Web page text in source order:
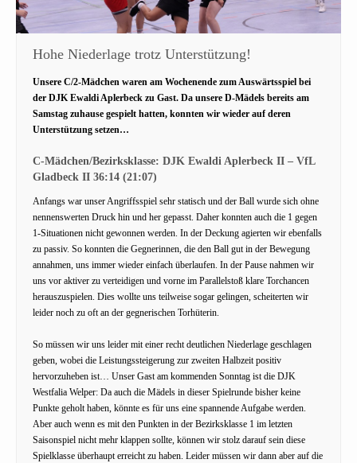
Hohe Niederlage trotz Unterstützung!
Unsere C/2-Mädchen waren am Wochenende zum Auswärtsspiel bei
der DJK Ewaldi Aplerbeck zu Gast. Da unsere D-Mädels bereits am
Samstag zuhause gespielt hatten, konnten wir wieder auf deren
Unterstützung setzen…
C-Mädchen/Bezirksklasse: DJK Ewaldi Aplerbeck II – VfL
Gladbeck II 36:14 (21:07)
Anfangs war unser Angriffsspiel sehr statisch und der Ball wurde sich ohne
nennenswerten Druck hin und her gepasst. Daher konnten auch die 1 gegen
1-Situationen nicht gewonnen werden. In der Deckung agierten wir ebenfalls
zu passiv. So konnten die Gegnerinnen, die den Ball gut in der Bewegung
annahmen, uns immer wieder einfach überlaufen. In der Pause nahmen wir
uns vor aktiver zu verteidigen und vorne im Parallelstoß klare Torchancen
herauszuspielen. Dies wollte uns teilweise sogar gelingen, scheiterten wir
leider noch zu oft an der gegnerischen Torhüterin.
So müssen wir uns leider mit einer recht deutlichen Niederlage geschlagen
geben, wobei die Leistungssteigerung zur zweiten Halbzeit positiv
hervorzuheben ist… Unser Gast am kommenden Sonntag ist die DJK
Westfalia Welper: Da auch die Mädels in dieser Spielrunde bisher keine
Punkte geholt haben, könnte es für uns eine spannende Aufgabe werden.
Aber auch wenn es mit den Punkten in der Bezirksklasse 1 im letzten
Saisonspiel nicht mehr klappen sollte, können wir stolz darauf sein diese
Spielklasse überhaupt erreicht zu haben. Leider müssen wir dann aber auf die